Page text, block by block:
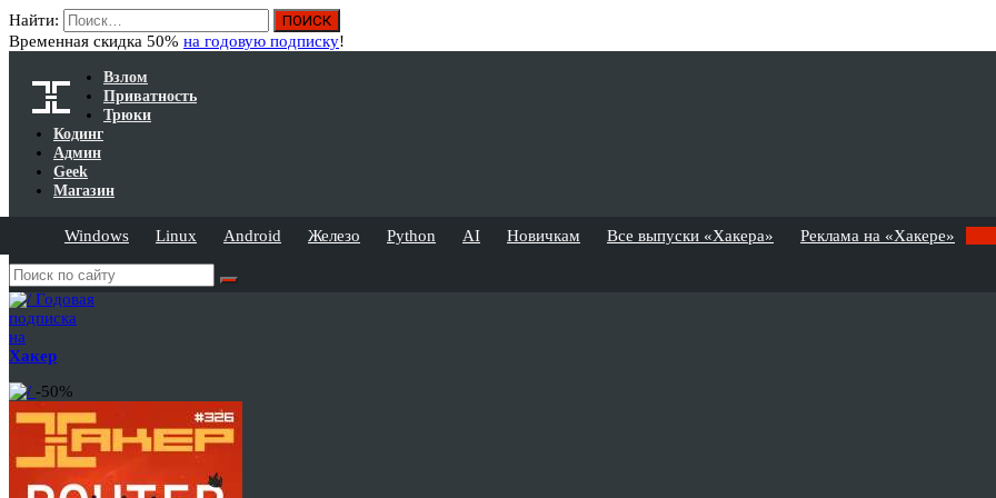
Найти:
Временная скидка 50% на годовую подписку!
Взлом
Приватность
Трюки
Кодинг
Админ
Geek
Магазин
Windows Linux Android Железо Python AI Новичкам Все выпуски «Хакера» Реклама на «Хакере»
Годовая
подписка
на
Хакер
-50%